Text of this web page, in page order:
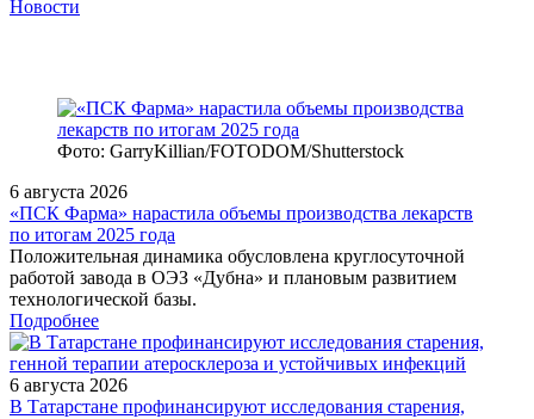
Новости
Фото: GarryKillian/FOTODOM/Shutterstock
6 августа 2026
«ПСК Фарма» нарастила объемы производства лекарств
по итогам 2025 года
Положительная динамика обусловлена круглосуточной
работой завода в ОЭЗ «Дубна» и плановым развитием
технологической базы.
Подробнее
6 августа 2026
В Татарстане профинансируют исследования старения,